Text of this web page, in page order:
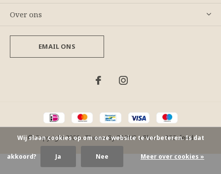
Over ons
EMAIL ONS
© Copyright2026- Theme ByDMWS xPlus+-RSS-feed
Wij slaan cookies op om onze website te verbeteren. Is dat
akkoord? Ja Nee Meer over cookies »